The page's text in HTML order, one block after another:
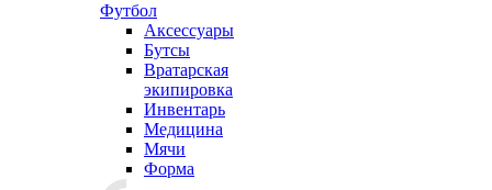
Футбол
Аксессуары
Бутсы
Вратарская
экипировка
Инвентарь
Медицина
Мячи
Форма